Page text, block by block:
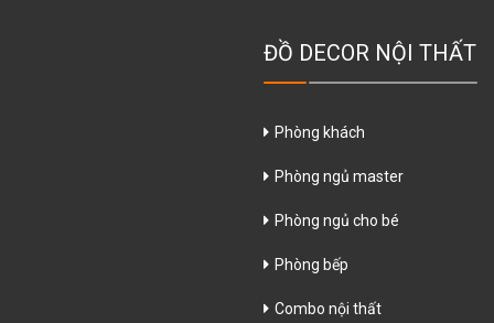
ĐỒ DECOR NỘI THẤT
Phòng khách
Phòng ngủ master
Phòng ngủ cho bé
Phòng bếp
Combo nội thất